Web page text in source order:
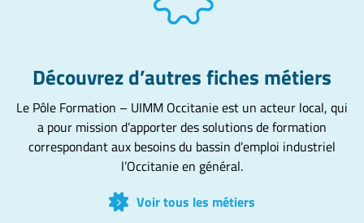
Découvrez d’autres fiches métiers
Le Pôle Formation – UIMM Occitanie est un acteur local, qui
a pour mission d’apporter des solutions de formation
correspondant aux besoins du bassin d’emploi industriel
l’Occitanie en général.
Voir tous les métiers